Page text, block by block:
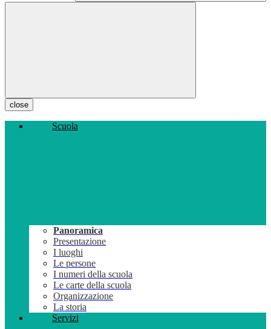
close
Scuola
Panoramica
Presentazione
I luoghi
Le persone
I numeri della scuola
Le carte della scuola
Organizzazione
La storia
Servizi